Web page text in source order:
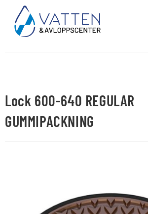
Lock 600-640 REGULAR
GUMMIPACKNING